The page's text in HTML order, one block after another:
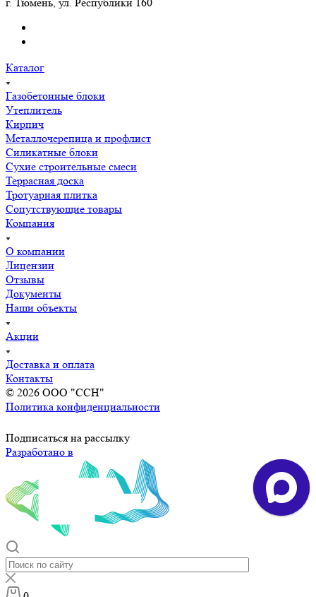
Каталог
Газобетонные блоки
Утеплитель
Кирпич
Металлочерепица и профлист
Силикатные блоки
Сухие строительные смеси
Террасная доска
Тротуарная плитка
Сопутствующие товары
Компания
О компании
Лицензии
Отзывы
Документы
Наши объекты
Акции
Доставка и оплата
Контакты
© 2026 ООО "ССН"
Политика конфиденциальности
Подписаться на рассылку
Разработано в